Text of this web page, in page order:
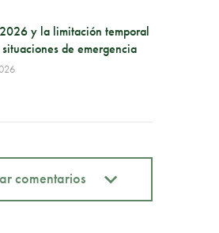
y la limitación temporal
de emergencia
comentarios